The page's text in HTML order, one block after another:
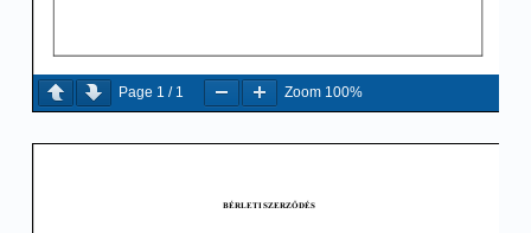
Page 1 / 1 Zoom 100%